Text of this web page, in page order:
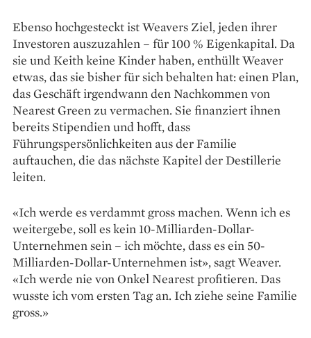
Ebenso hochgesteckt ist Weavers Ziel, jeden ihrer
Investoren auszuzahlen – für 100 % Eigenkapital. Da
sie und Keith keine Kinder haben, enthüllt Weaver
etwas, das sie bisher für sich behalten hat: einen Plan,
das Geschäft irgendwann den Nachkommen von
Nearest Green zu vermachen. Sie finanziert ihnen
bereits Stipendien und hofft, dass
Führungspersönlichkeiten aus der Familie
auftauchen, die das nächste Kapitel der Destillerie
leiten.
«Ich werde es verdammt gross machen. Wenn ich es
weitergebe, soll es kein 10-Milliarden-Dollar-
Unternehmen sein – ich möchte, dass es ein 50-
Milliarden-Dollar-Unternehmen ist», sagt Weaver.
«Ich werde nie von Onkel Nearest profitieren. Das
wusste ich vom ersten Tag an. Ich ziehe seine Familie
gross.»